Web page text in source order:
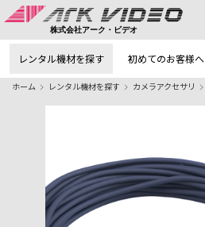
株式会社アーク・ビデオ
レンタル機材を探す 初めてのお客様へ
ホーム レンタル機材を探す カメラアクセサリ